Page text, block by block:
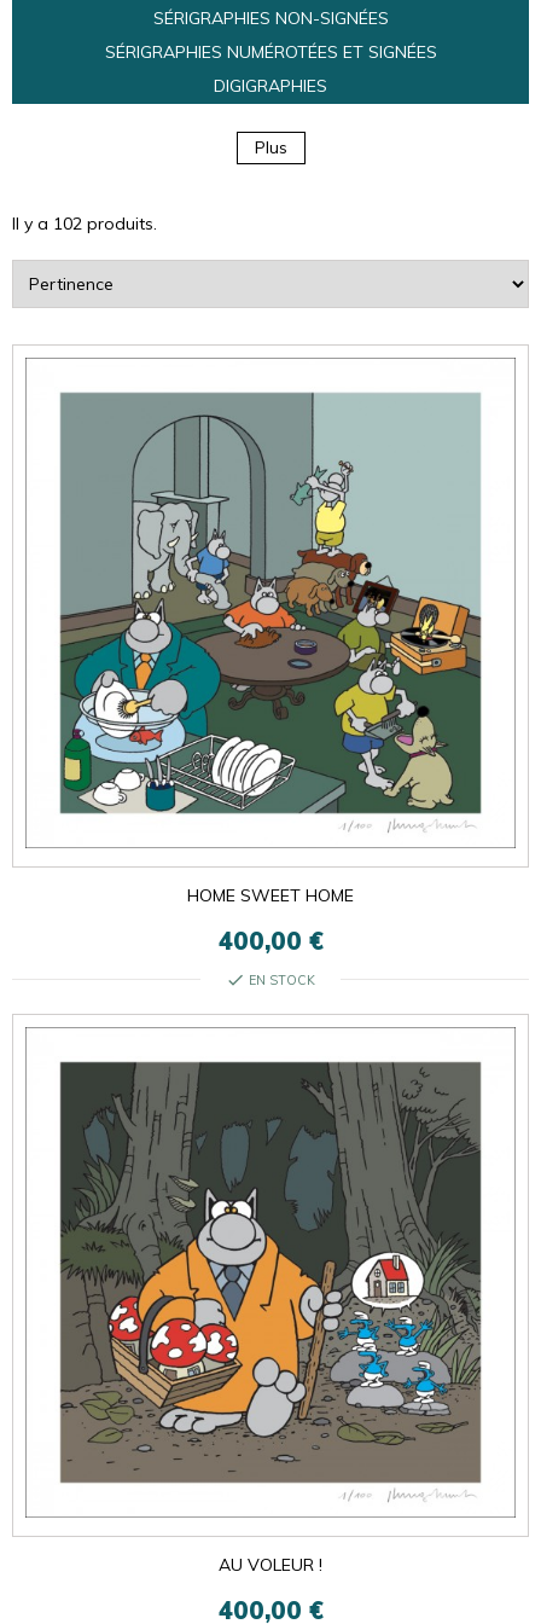
SÉRIGRAPHIES NON-SIGNÉES
SÉRIGRAPHIES NUMÉROTÉES ET SIGNÉES
DIGIGRAPHIES
Plus
Il y a 102 produits.
HOME SWEET HOME
400,00 €
check EN STOCK
AU VOLEUR !
400,00 €